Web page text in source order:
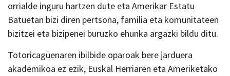
orrialde inguru hartzen dute eta Amerikar Estatu
Batuetan bizi diren pertsona, familia eta komunitateen
bizitzei eta bizipenei buruzko ehunka argazki bildu ditu.
Totoricagüenaren ibilbide oparoak bere jarduera
akademikoa ez ezik, Euskal Herriaren eta Ameriketako